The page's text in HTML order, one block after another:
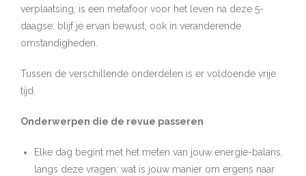
verplaatsing, is een metafoor voor het leven na deze 5-
daagse: blijf je ervan bewust, ook in veranderende
omstandigheden.
Tussen de verschillende onderdelen is er voldoende vrije
tijd.
Onderwerpen die de revue passeren
Elke dag begint met het meten van jouw energie-balans,
langs deze vragen: wat is jouw manier om ergens naar